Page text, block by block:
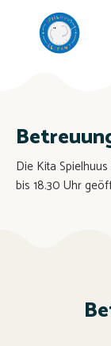
Die Kita
bis 18.30 Uhr